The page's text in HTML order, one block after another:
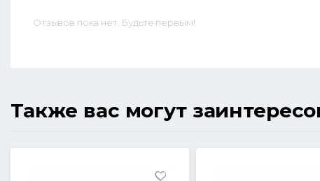
Отзывов пока нет. Будьте первым!
Также вас могут